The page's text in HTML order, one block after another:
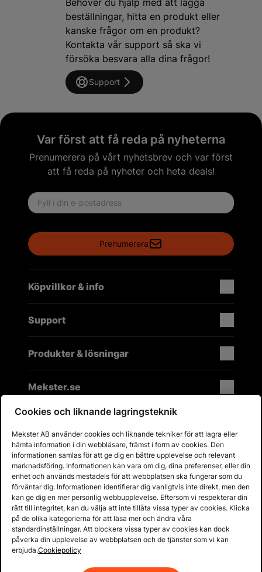
Behöver du hjälp med att lägga
beställningar, hitta en produkt eller
kanske frågor om en produkt?
Kontakta vår support så ska vi
försöka besvara alla dina frågor!
Support
Var först att få reda på nyheterna
Prenumerera på vårt nyhetsbrev och var först
att få reda på nyheter och heta deals!
Email address
Prenumerera
Köpvillkor & info
Support
Produkter & lösningar
Mekster.se
Prisgaranti på reservdelar
Lager i Sverige
60 dagars öppet köp
Fria returer
Cookies och liknande lagringsteknik
Mekster AB använder cookies och liknande tekniker för att lagra eller
hämta information i din webbläsare, främst i form av cookies. Den
informationen samlas för att ge dig en bättre upplevelse och relevant
marknadsföring. Informationen kan vara om dig, dina preferenser, eller din
enhet och används mestadels för att webbplatsen ska fungerar som du
förväntar dig. Informationen identifierar dig vanligtvis inte direkt, men den
kan ge dig en mer personlig webbupplevelse. Eftersom vi respekterar din
rätt till integritet, kan du välja att inte tillåta vissa typer av cookies. Klicka
på de olika kategorierna för att läsa mer och ändra våra
standardinställningar. Att blockera vissa typer av cookies kan dock
påverka din upplevelse av webbplatsen och de tjänster som vi kan
erbjuda.Cookiepolicy